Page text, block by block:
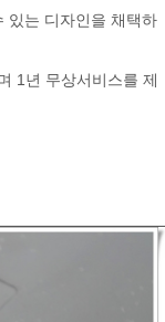
있는 디자인을 채택하
1년 무상서비스를 제